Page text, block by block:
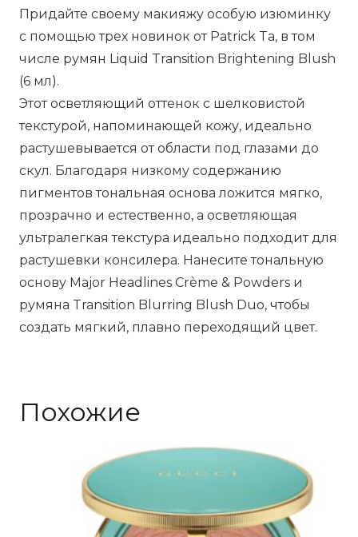
Придайте своему макияжу особую изюминку
с помощью трех новинок от Patrick Ta, в том
числе румян Liquid Transition Brightening Blush
(6 мл).
Этот осветляющий оттенок с шелковистой
текстурой, напоминающей кожу, идеально
растушевывается от области под глазами до
скул. Благодаря низкому содержанию
пигментов тональная основа ложится мягко,
прозрачно и естественно, а осветляющая
ультралегкая текстура идеально подходит для
растушевки консилера. Нанесите тональную
основу Major Headlines Crème & Powders и
румяна Transition Blurring Blush Duo, чтобы
создать мягкий, плавно переходящий цвет.
Похожие